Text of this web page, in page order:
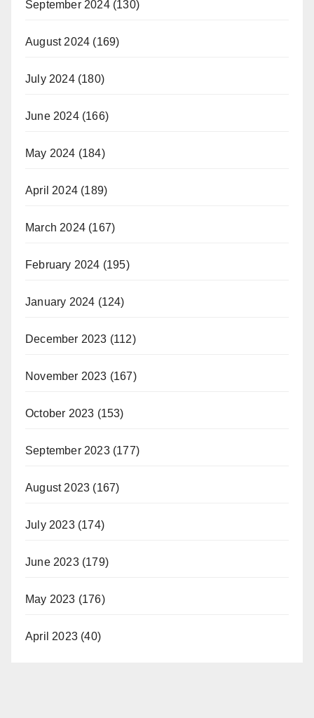
September 2024(130)
August 2024 (169)
July 2024(180)
June 2024(166)
May 2024 (184)
April 2024 (189)
March 2024 (167)
February 2024 (195)
January 2024 (124)
December 2023 (112)
November 2023 (167)
October 2023 (153)
September 2023(177)
August 2023 (167)
July 2023(174)
June 2023(179)
May 2023 (176)
April 2023 (40)